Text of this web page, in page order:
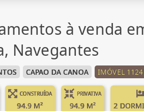
à venda
Navegantes
CAPAO DA CANOA IMÓVEL
CONSTRUÍDA
94.9 M²
PRIVATIVA
94.9 M² 2